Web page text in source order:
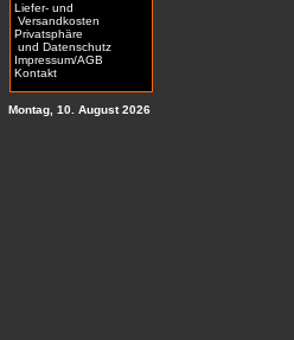
Liefer- und
Versandkosten
Privatsphäre
und Datenschutz
Impressum/AGB
Kontakt
Montag, 10. August 2026